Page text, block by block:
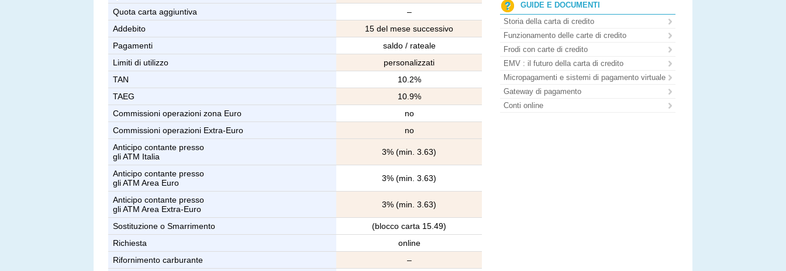
Quota carta aggiuntiva
–
Addebito
15 del mese successivo
Pagamenti
saldo / rateale
Limiti di utilizzo
personalizzati
TAN
10.2%
TAEG
10.9%
Commissioni operazioni zona Euro
no
Commissioni operazioni Extra-Euro
no
Anticipo contante presso
gli ATM Italia
3% (min. 3.63)
Anticipo contante presso
gli ATM Area Euro
3% (min. 3.63)
Anticipo contante presso
gli ATM Area Extra-Euro
3% (min. 3.63)
Sostituzione o Smarrimento
(blocco carta 15.49)
Richiesta
online
Rifornimento carburante
–
GUIDE E DOCUMENTI
Storia della carta di credito
Funzionamento delle carte di credito
Frodi con carte di credito
EMV : il futuro della carta di credito
Micropagamenti e sistemi di pagamento virtuale
Gateway di pagamento
Conti online